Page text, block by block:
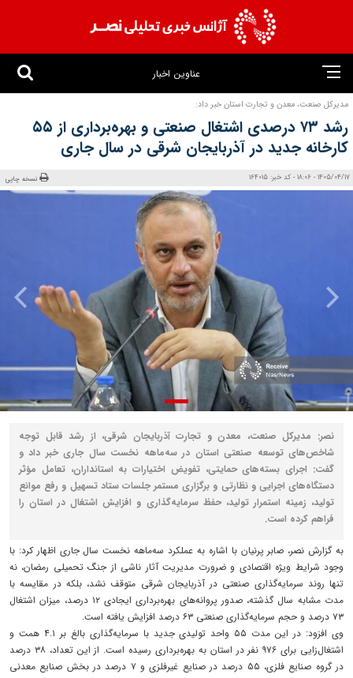
عناوین اخبار
مدیرکل صنعت، معدن و تجارت استان خبر داد:
رشد ۷۳ درصدی اشتغال صنعتی و بهره‌برداری از ۵۵
کارخانه جدید در آذربایجان شرقی در سال جاری
1405/04/17 - 18:06 - کد خبر: 164015 نسخه چاپی
نصر: مدیرکل صنعت، معدن و تجارت آذربایجان شرقی، از رشد قابل توجه
شاخص‌های توسعه صنعتی استان در سه‌ماهه نخست سال جاری خبر داد و
گفت: اجرای بسته‌های حمایتی، تفویض اختیارات به استانداران، تعامل مؤثر
دستگاه‌های اجرایی و نظارتی و برگزاری مستمر جلسات ستاد تسهیل و رفع موانع
تولید، زمینه استمرار تولید، حفظ سرمایه‌گذاری و افزایش اشتغال در استان را
فراهم کرده است.
به گزارش نصر، صابر پرنیان با اشاره به عملکرد سه‌ماهه نخست سال جاری اظهار کرد: با
وجود شرایط ویژه اقتصادی و ضرورت مدیریت آثار ناشی از جنگ تحمیلی رمضان، نه
تنها روند سرمایه‌گذاری صنعتی در آذربایجان شرقی متوقف نشد، بلکه در مقایسه با
مدت مشابه سال گذشته، صدور پروانه‌های بهره‌برداری ایجادی ۱۲ درصد، میزان اشتغال
۷۳ درصد و حجم سرمایه‌گذاری صنعتی ۶۳ درصد افزایش یافته است.
وی افزود: در این مدت ۵۵ واحد تولیدی جدید با سرمایه‌گذاری بالغ بر ۴.۱ همت و
اشتغال‌زایی برای ۹۷۶ نفر در استان به بهره‌برداری رسیده است. از این تعداد، ۳۸ درصد
در گروه صنایع فلزی، ۵۵ درصد در صنایع غیرفلزی و ۷ درصد در بخش صنایع معدنی